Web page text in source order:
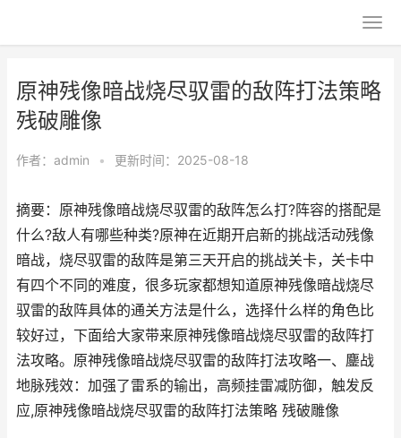
原神残像暗战烧尽驭雷的敌阵打法策略
残破雕像
作者： admin • 更新时间：2025-08-18
摘要：原神残像暗战烧尽驭雷的敌阵怎么打?阵容的搭配是
什么?敌人有哪些种类?原神在近期开启新的挑战活动残像
暗战，烧尽驭雷的敌阵是第三天开启的挑战关卡，关卡中
有四个不同的难度，很多玩家都想知道原神残像暗战烧尽
驭雷的敌阵具体的通关方法是什么，选择什么样的角色比
较好过，下面给大家带来原神残像暗战烧尽驭雷的敌阵打
法攻略。原神残像暗战烧尽驭雷的敌阵打法攻略一、鏖战
地脉残效：加强了雷系的输出，高频挂雷减防御，触发反
应,原神残像暗战烧尽驭雷的敌阵打法策略 残破雕像